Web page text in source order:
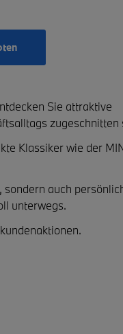
Sie attraktive
zugeschnitten
Klassiker wie der
auch
unterwegs.
.